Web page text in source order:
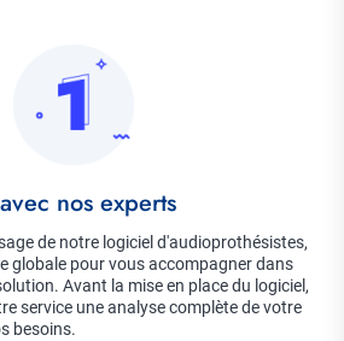
nos experts
de notre logiciel d'audioprothésistes,
globale pour vous accompagner dans
Avant la mise en place du logiciel,
service une analyse complète de votre
besoins.